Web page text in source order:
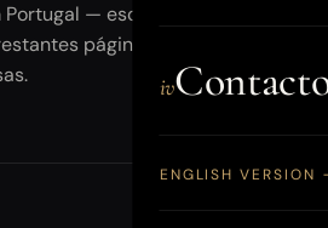
iv
ENGLISH VERSION
— escritos com o
páginas: rigor na